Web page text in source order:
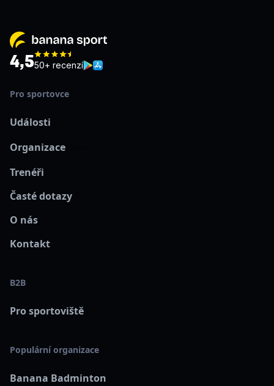
4,550+ recenzí
Pro sportovce
Události
Organizace
Trenéři
Časté dotazy
O nás
Kontakt
B2B
Pro sportoviště
Populární organizace
Banana Badminton